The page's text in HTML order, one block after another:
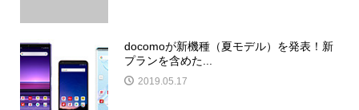
docomoが新機種（夏モデル）を発表！新
プランを含めた...
2019.05.17